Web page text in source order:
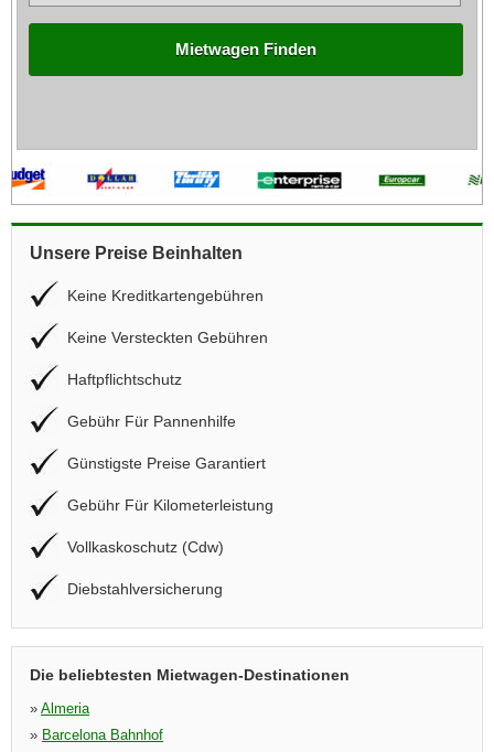
Mietwagen Finden
Unsere Preise Beinhalten
Keine Kreditkartengebühren
Keine Versteckten Gebühren
Haftpflichtschutz
Gebühr Für Pannenhilfe
Günstigste Preise Garantiert
Gebühr Für Kilometerleistung
Vollkaskoschutz (Cdw)
Diebstahlversicherung
Die beliebtesten Mietwagen-Destinationen
» Almeria
» Barcelona Bahnhof